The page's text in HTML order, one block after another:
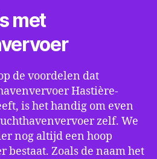
met
de voordelen dat
Hastière-
is het handig om even
zelf. We
nog altijd een hoop
Zoals de naam het